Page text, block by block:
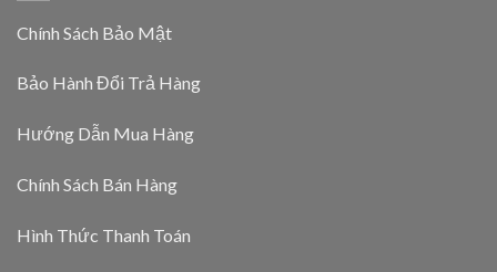
Chính Sách Bảo Mật
Bảo Hành Đổi Trả Hàng
Hướng Dẫn Mua Hàng
Chính Sách Bán Hàng
Hình Thức Thanh Toán